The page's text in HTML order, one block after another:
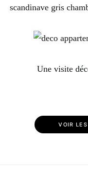
Une visite
VOIR